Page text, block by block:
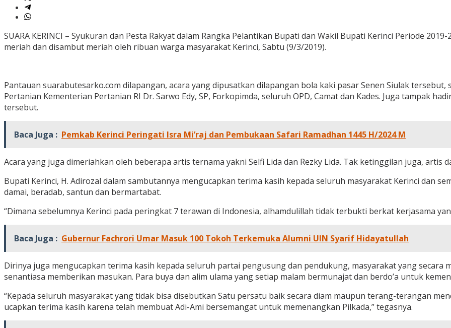
SUARA KERINCI – Syukuran dan Pesta Rakyat dalam Rangka Pelantikan Bupati dan Wakil Bupati Kerinci Periode
meriah dan disambut meriah oleh ribuan warga masyarakat Kerinci, Sabtu (9/3/2019).
Pantauan suarabutesarko.com dilapangan, acara yang dipusatkan dilapangan bola kaki pasar Senen Siulak
Pertanian Kementerian Pertanian RI Dr. Sarwo Edy, SP, Forkopimda, seluruh OPD, Camat dan Kades. Juga tampak
tersebut.
Baca Juga : Pemkab Kerinci Peringati Isra Mi’raj dan Pembukaan Safari Ramadhan 1445 H/2024 M
Acara yang juga dimeriahkan oleh beberapa artis ternama yakni Selfi Lida dan Rezky Lida. Tak ketinggilan juga, artis
Bupati Kerinci, H. Adirozal dalam sambutannya mengucapkan terima kasih kepada seluruh masyarakat Kerinci dan
damai, beradab, santun dan bermartabat.
“Dimana sebelumnya Kerinci pada peringkat 7 terawan di Indonesia, alhamdulillah tidak terbukti berkat kerjasama
Baca Juga : Gubernur Fachrori Umar Masuk 100 Tokoh Terkemuka Alumni UIN Syarif Hidayatullah
Dirinya juga mengucapkan terima kasih kepada seluruh partai pengusung dan pendukung, masyarakat yang secara
senantiasa memberikan masukan. Para buya dan alim ulama yang setiap malam bermunajat dan berdo’a untuk
“Kepada seluruh masyarakat yang tidak bisa disebutkan Satu persatu baik secara diam maupun terang-terangan
ucapkan terima kasih karena telah membuat Adi-Ami bersemangat untuk memenangkan Pilkada,” tegasnya.